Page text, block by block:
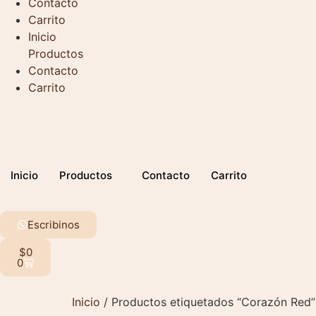
Contacto
Carrito
Inicio
Productos
Contacto
Carrito
Inicio Productos Contacto Carrito
Escribinos
$0
0
Inicio / Productos etiquetados “Corazón Red”